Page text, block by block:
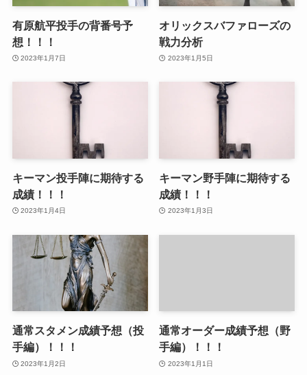
有原航平投手の背番号予
想！！！
2023年1月7日
オリックスバファローズの
戦力分析
2023年1月5日
キーマン投手陣に期待する
成績！！！
2023年1月4日
キーマン野手陣に期待する
成績！！！
2023年1月3日
通常スタメン成績予想（投
手編）！！！
2023年1月2日
通常オーダー成績予想（野
手編）！！！
2023年1月1日